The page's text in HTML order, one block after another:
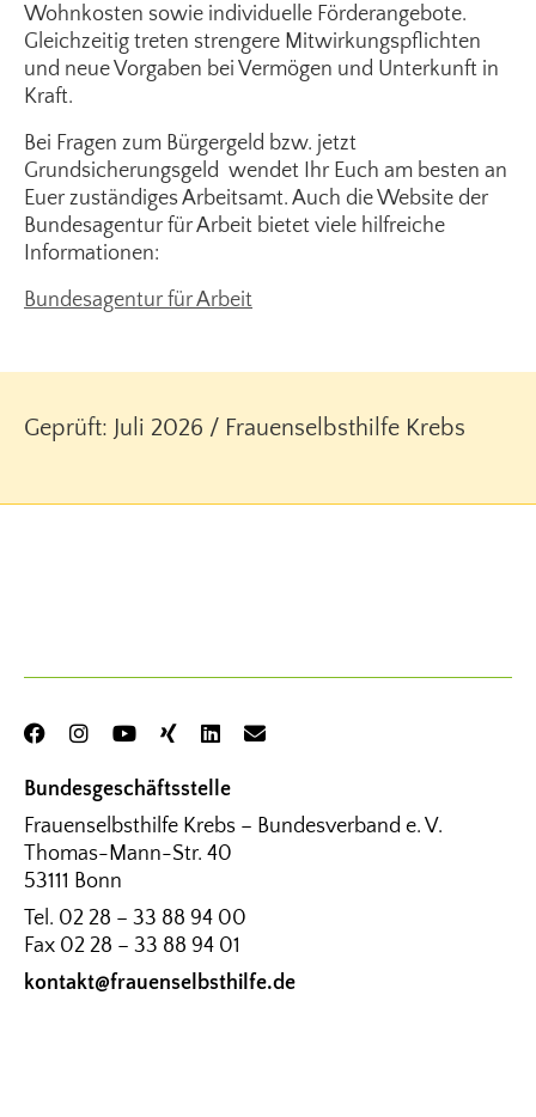
Wohnkosten sowie individuelle Förderangebote.
Gleichzeitig treten strengere Mitwirkungspflichten
und neue Vorgaben bei Vermögen und Unterkunft in
Kraft.
Bei Fragen zum Bürgergeld bzw. jetzt
Grundsicherungsgeld wendet Ihr Euch am besten an
Euer zuständiges Arbeitsamt. Auch die Website der
Bundesagentur für Arbeit bietet viele hilfreiche
Informationen:
Bundesagentur für Arbeit
Geprüft: Juli 2026 / Frauenselbsthilfe Krebs
Bundesgeschäftsstelle
Frauenselbsthilfe Krebs – Bundesverband e. V.
Thomas-Mann-Str. 40
53111 Bonn
Tel. 02 28 – 33 88 94 00
Fax 02 28 – 33 88 94 01
kontakt@frauenselbsthilfe.de